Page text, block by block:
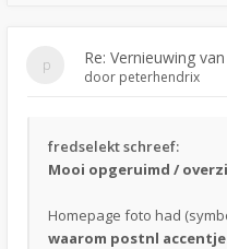
Re: Vernieuwing
door peterhendrix
fredselekt schreef:
Mooi opgeruimd /
Homepage foto had
waarom postnl accentje